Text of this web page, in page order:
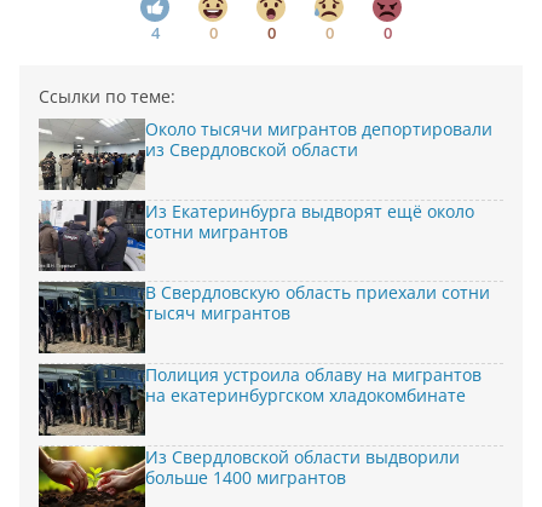
4 0 0 0 0
Ссылки по теме:
Около тысячи мигрантов депортировали
из Свердловской области
Из Екатеринбурга выдворят ещё около
сотни мигрантов
В Свердловскую область приехали сотни
тысяч мигрантов
Полиция устроила облаву на мигрантов
на екатеринбургском хладокомбинате
Из Свердловской области выдворили
больше 1400 мигрантов